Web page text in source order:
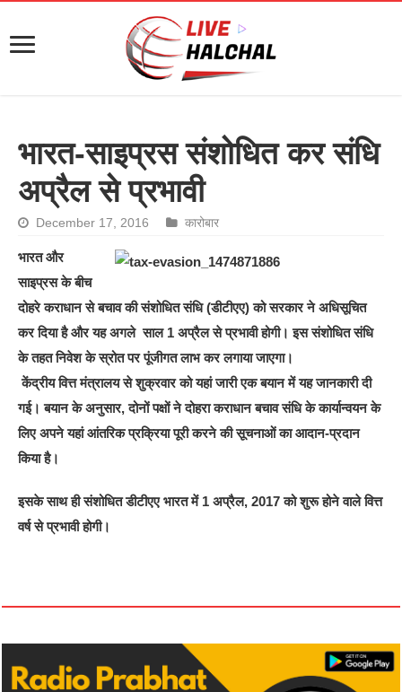
भारत-साइप्रस संशोधित कर संधि
अप्रैल से प्रभावी
December 17, 2016 कारोबार
भारत और
साइप्रस के बीच
दोहरे कराधान से बचाव की संशोधित संधि (डीटीएए) को सरकार ने अधिसूचित
कर दिया है और यह अगले साल 1 अप्रैल से प्रभावी होगी। इस संशोधित संधि
के तहत निवेश के स्रोत पर पूंजीगत लाभ कर लगाया जाएगा।
केंद्रीय वित्त मंत्रालय से शुक्रवार को यहां जारी एक बयान में यह जानकारी दी
गई। बयान के अनुसार, दोनों पक्षों ने दोहरा कराधान बचाव संधि के कार्यान्वयन के
लिए अपने यहां आंतरिक प्रक्रिया पूरी करने की सूचनाओं का आदान-प्रदान
किया है।
इसके साथ ही संशोधित डीटीएए भारत में 1 अप्रैल, 2017 को शुरू होने वाले वित्त
वर्ष से प्रभावी होगी।